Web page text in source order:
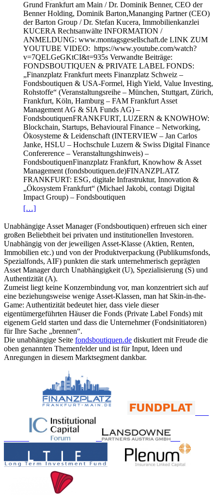
Grund Frankfurt am Main / Dr. Dominik Benner, CEO der
Benner Holding, Dominik Barton,Mananging Partner (CEO)
der Barton Group / Dr. Stefan Kucera, Immobilienkanzlei
KUCERA Rechtsanwälte INFORMATION /
ANMELDUNG: www.montagsgesellschaft.de LINK ZUM
YOUTUBE VIDEO: https://www.youtube.com/watch?
v=7QELGeGKtCI&t=935s Verwandte Beiträge:
FONDSBOUTIQUEN & PRIVATE LABEL FONDS:
„Finanzplatz Frankfurt meets Finanzplatz Schweiz –
Fondsboutiquen & USA-Formel, High Yield, Value Investing,
Rohstoffe“ (Veranstaltungsreihe – München, Stuttgart, Zürich,
Frankfurt, Köln, Hamburg – FAM Frankfurt Asset
Management AG & SIA Funds AG) –
FondsboutiquenFRANKFURT, LUZERN & KNOWHOW:
Blockchain, Startups, Behavioural Finance – Networking,
Ökosysteme & Leidenschaft (INTERVIEW – Jan Carlos
Janke, HSLU – Hochschule Luzern & Swiss Digital Finance
Confererence – Veranstaltungshinweis) –
FondsboutiquenFinanzplatz Frankfurt, Knowhow & Asset
Management (fondsboutiquen.de)FINANZPLATZ
FRANKFURT: ESG, digitale Infrastruktur, Innovation &
„Ökosystem Frankfurt“ (Michael Jakobi, contagi Digital
Impact Group) – Fondsboutiquen
[…]
Unabhängige Asset Manager (Fondsboutiquen) erfreuen sich einer
großen Beliebtheit bei privaten und institutionellen Investoren.
Unabhängig von der jeweiligen Asset-Klasse (Aktien, Renten,
Immobilien etc.) und von der Produktverpackung (Publikumsfonds,
Spezialfonds, AIF) punkten die stark unternehmerisch geprägten
Asset Manager durch Unabhängigkeit (U), Spezialisierung (S) und
Authentizität (A).
Zumeist liegt keine Konzernbindung vor, man konzentriert sich auf
eine beziehungsweise wenige Asset-Klassen, man hat Skin-in-the-
Game: Authentizität bedeutet hier, dass viele dieser
eigentümergeführten Häuser die Fonds (Private Label Fonds) mit
eigenem Geld starten und dass die Unternehmer (Fondsinitiatoren)
für Ihre Sache „brennen“.
Die unabhängige Seite fondsboutiquen.de diskutiert mit Freude die
oben genannten Themenfelder und ist für Input, Ideen und
Anregungen in diesem Marktsegment dankbar.